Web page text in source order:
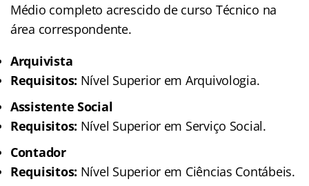
Médio completo acrescido de curso Técnico na
área correspondente.
Arquivista
Requisitos: Nível Superior em Arquivologia.
Assistente Social
Requisitos: Nível Superior em Serviço Social.
Contador
Requisitos: Nível Superior em Ciências Contábeis.